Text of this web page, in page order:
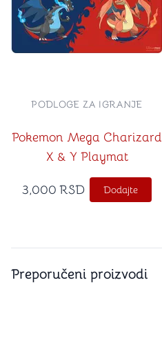
Pokemon Mega Charizard
X & Y Playmat
PODLOGE ZA IGRANJE
3,000 RSD Dodajte
Preporučeni proizvodi